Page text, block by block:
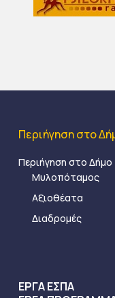
Περιήγηση στο
Περιήγηση στο Δήμο
Μυλοπόταμος
Αξιοθέατα
Διαδρομές
ΕΡΓΑ ΕΣΠΑ